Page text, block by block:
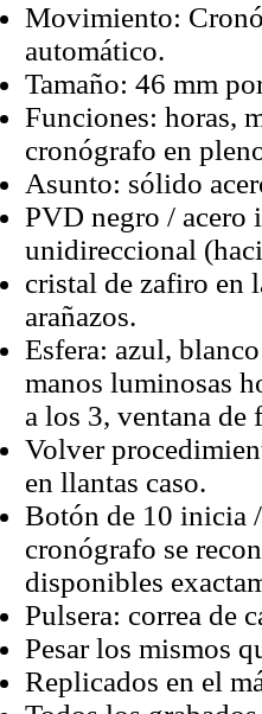
Movimiento:
automático.
Tamaño: 46 mm
Funciones: horas,
cronógrafo en
Asunto: sólido
PVD negro /
unidireccional
cristal de zafiro en
arañazos.
Esfera: azul,
manos luminosas
a los 3, ventana de
Volver
en llantas caso.
Botón de 10 inicia
cronógrafo se
disponibles
Pulsera: correa de
Pesar los mismos
Replicados en el